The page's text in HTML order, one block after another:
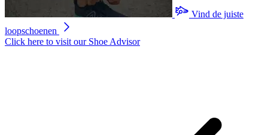
Vind de juiste
loopschoenen
Click here to visit our Shoe Advisor